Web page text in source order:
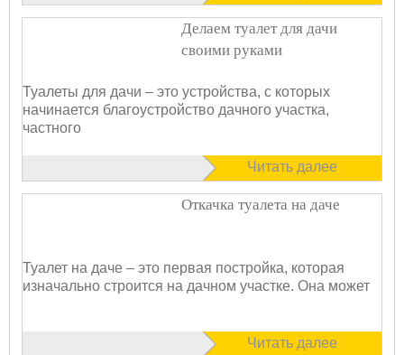
Делаем туалет для дачи
своими руками
Туалеты для дачи – это устройства, с которых
начинается благоустройство дачного участка,
частного
Читать далее
Откачка туалета на даче
Туалет на даче – это первая постройка, которая
изначально строится на дачном участке. Она может
Читать далее